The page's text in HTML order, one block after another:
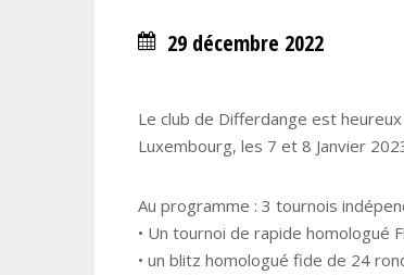
29 décembre 2022
Le club de Differdange est
Luxembourg, les 7 et 8 Janvier
Au programme : 3 tournois
• Un tournoi de rapide homologué
• un blitz homologué fide de 24